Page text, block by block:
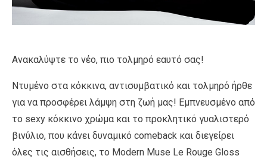
Ανακαλύψτε το νέο, πιο τολμηρό εαυτό σας!
Ντυμένο στα κόκκινα, αντισυμβατικό και τολμηρό ήρθε
για να προσφέρει λάμψη στη ζωή μας! Εμπνευσμένο από
το sexy κόκκινο χρώμα και το προκλητικό γυαλιστερό
βινύλιο, που κάνει δυναμικό comeback και διεγείρει
όλες τις αισθήσεις, το Modern Muse Le Rouge Gloss